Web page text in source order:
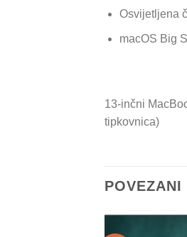
Osvijetljena
macOS Big
13-inčni
tipkovnica)
POVEZANI